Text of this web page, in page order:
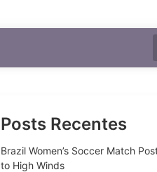
Posts Recentes
Brazil Women’s Soccer Match
to High Winds